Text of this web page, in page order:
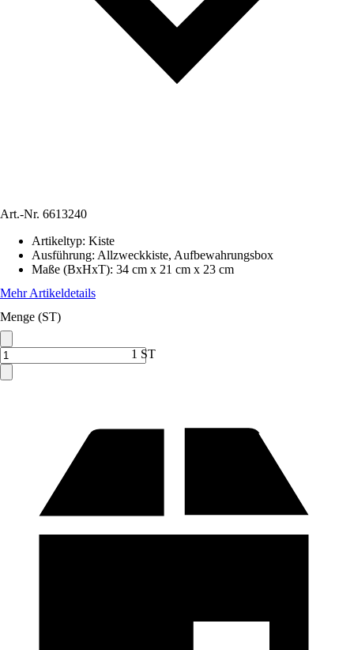
Art.-Nr. 6613240
Artikeltyp: Kiste
Ausführung: Allzweckkiste, Aufbewahrungsbox
Maße (BxHxT): 34 cm x 21 cm x 23 cm
Mehr Artikeldetails
Menge (ST)
1 ST